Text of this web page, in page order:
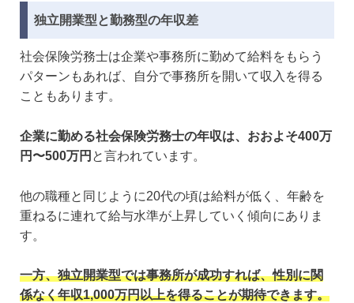
独立開業型と勤務型の年収差
社会保険労務士は企業や事務所に勤めて給料をもらう
パターンもあれば、自分で事務所を開いて収入を得る
こともあります。
企業に勤める社会保険労務士の年収は、おおよそ400万
円〜500万円 と言われています。
他の職種と同じように20代の頃は給料が低く、年齢を
重ねるに連れて給与水準が上昇していく傾向にありま
す。
一方、独立開業型では事務所が成功すれば、性別に関
係なく年収1,000万円以上を得ることが期待できます。